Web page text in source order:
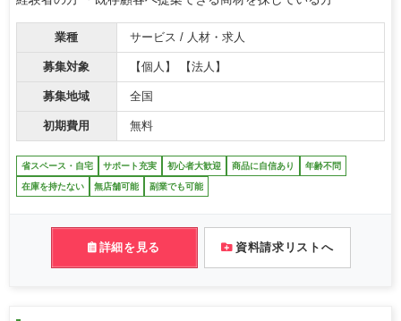
業種 サービス / 人材・求人
募集対象 【個人】 【法人】
募集地域 全国
初期費用 無料
省スペース・自宅 サポート充実 初心者大歓迎 商品に自信あり 年齢不問
在庫を持たない 無店舗可能 副業でも可能
詳細を見る 資料請求リストへ